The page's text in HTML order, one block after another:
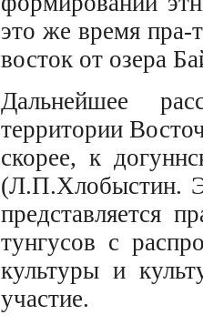
это же время пра-
восток от озера
Дальнейшее
территории
скорее, к
(Л.П.Хлобыстин.
представляется
тунгусов с
культуры и
участие.